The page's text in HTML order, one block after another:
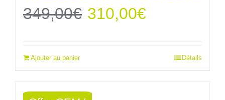
349,00€ Le
était :
310,00€Le
actuel
Ajouter au panier Détails